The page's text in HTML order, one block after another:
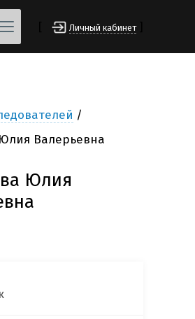
Личный кабинет
Валерьевна
Юлия